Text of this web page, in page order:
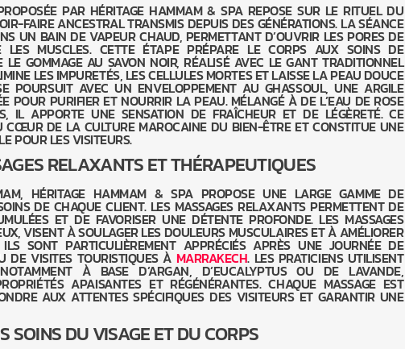
PAR HÉRITAGE HAMMAM & SPA REPOSE SUR LE RITUEL DU
FAIRE ANCESTRAL TRANSMIS DEPUIS DES GÉNÉRATIONS. LA SÉANCE
UN BAIN DE VAPEUR CHAUD, PERMETTANT D’OUVRIR LES PORES DE
MUSCLES. CETTE ÉTAPE PRÉPARE LE CORPS AUX SOINS DE
LE GOMMAGE AU SAVON NOIR, RÉALISÉ AVEC LE GANT TRADITIONNEL
LES IMPURETÉS, LES CELLULES MORTES ET LAISSE LA PEAU DOUCE
POURSUIT AVEC UN ENVELOPPEMENT AU GHASSOUL, UNE ARGILE
POUR PURIFIER ET NOURRIR LA PEAU. MÉLANGÉ À DE L’EAU DE ROSE
IL APPORTE UNE SENSATION DE FRAÎCHEUR ET DE LÉGÈRETÉ. CE
CŒUR DE LA CULTURE MAROCAINE DU BIEN-ÊTRE ET CONSTITUE UNE
POUR LES VISITEURS.
RELAXANTS ET THÉRAPEUTIQUES
HÉRITAGE HAMMAM & SPA PROPOSE UNE LARGE GAMME DE
DE CHAQUE CLIENT. LES MASSAGES RELAXANTS PERMETTENT DE
ET DE FAVORISER UNE DÉTENTE PROFONDE. LES MASSAGES
VISENT À SOULAGER LES DOULEURS MUSCULAIRES ET À AMÉLIORER
SONT PARTICULIÈREMENT APPRÉCIÉS APRÈS UNE JOURNÉE DE
DE VISITES TOURISTIQUES À MARRAKECH. LES PRATICIENS UTILISENT
À BASE D’ARGAN, D’EUCALYPTUS OU DE LAVANDE,
APAISANTES ET RÉGÉNÉRANTES. CHAQUE MASSAGE EST
AUX ATTENTES SPÉCIFIQUES DES VISITEURS ET GARANTIR UNE
SOINS DU VISAGE ET DU CORPS